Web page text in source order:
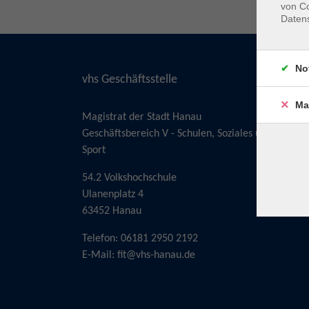
vhs Geschäftsstelle
Magistrat der Stadt Hanau
Geschäftsbereich V - Schulen, Soziales und
Sport
54.2 Volkshochschule
Ulanenplatz 4
63452 Hanau
Telefon: 06181 2950 2192
E-Mail: fit@vhs-hanau.de
von